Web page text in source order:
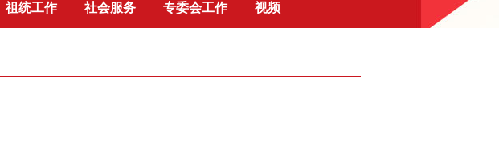
祖统工作 社会服务 专委会工作 视频